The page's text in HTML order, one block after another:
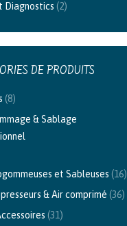
Diagnostics (2)
DE PRODUITS
(8)
& Sablage
et Sableuses (16)
& Air comprimé (36)
(31)